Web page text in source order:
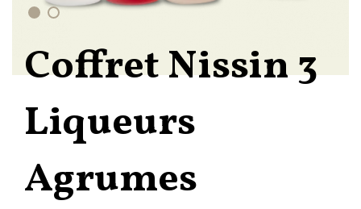
Coffret Nissin 3
Liqueurs
Agrumes